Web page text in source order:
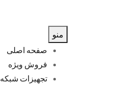
منو
صفحه اصلی
فروش ویژه
تجهیزات شبکه